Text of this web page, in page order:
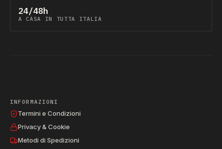
24/48h
A CASA IN TUTTA ITALIA
INFORMAZIONI
Termini e Condizioni
Privacy & Cookie
Metodi di Spedizioni